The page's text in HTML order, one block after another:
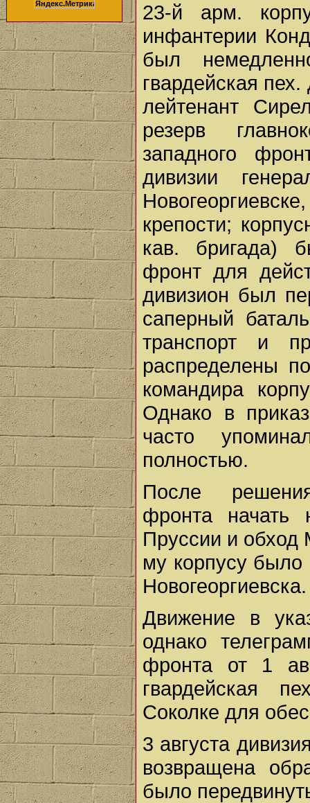
23-й арм.
инфантерии
был
гвардейская
лейтенант
резерв
западного
дивизии
крепости;
кав. бригада)
фронт для
дивизион был
саперный
транспорт и
распределены
командира
Однако в
часто
полностью.
После
фронта начать
Пруссии и обход
му корпусу было
Новогеоргиевска.
Движение в
однако
фронта от 1
гвардейская
Соколке для
3 августа
возвращена
было